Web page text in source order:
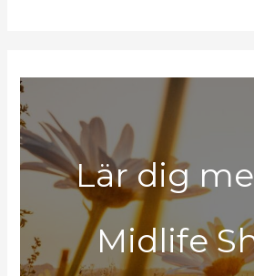
Lär dig
Midlife